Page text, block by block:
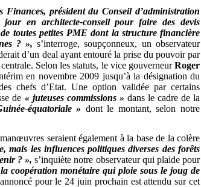
président du Conseil d’administration
en architecte-conseil pour faire des devis
toutes petites PME dont la structure financière
? », s’interroge, soupçonneux, un observateur
d’un deal ayant entouré la prise du pouvoir par
Selon les statuts, le vice gouverneurRoger
en novembre 2009 jusqu’à la désignation du
chefs d’Etat. Une option validée par certains
de « juteuses commissions » dans le cadre de la
équatoriale » dont le montant, selon notre
seraient également à la base de la colère
mais les influences politiques diverses des forêts
? », s’inquiète notre observateur qui plaide pour
coopération monétaire qui ploie sous le joug de
pour le 24 juin prochain est attendu sur cet